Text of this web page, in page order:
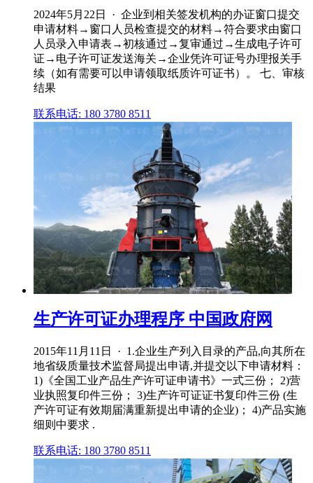
2024年5月22日 · 企业到相关签发机构的办证窗口提交
申请材料→窗口人员检查提交的材料→符合要求由窗口
人员录入申请表→初核通过→复审通过→生成电子许可
证→电子许可证发送海关→企业凭许可证号办理报关手
续（如有需要可以申请领取纸质许可证书）。 七、审核
结果
联系电话: 180 3780 8511
生产许可证办理程序 中国政府网
2015年11月11日 · 1.企业生产列入目录的产品,向其所在
地省级质量技术监督局提出申请,并提交以下申请材料：
1)《全国工业产品生产许可证申请书》一式三份； 2)营
业执照复印件三份； 3)生产许可证证书复印件三份 (生
产许可证有效期届满重新提出申请的企业)； 4)产品实施
细则中要求 .
联系电话: 180 3780 8511